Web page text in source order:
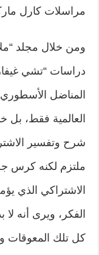
مراسلات كارل
ومن خلال مجلد
دراسات “تشي
المناضل
العالمية فقط،
شرح وتفسير
ملتزم لكنه كرس
الاشتراكي الذي
الفكر، ويرى أنه
كل تلك المعوقات